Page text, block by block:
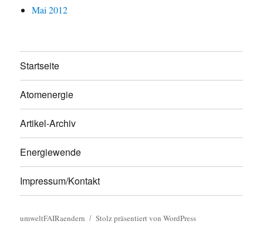
Mai 2012
Startseite
Atomenergie
Artikel-Archiv
Energiewende
Impressum/Kontakt
umweltFAIRaendern Stolz präsentiert von WordPress